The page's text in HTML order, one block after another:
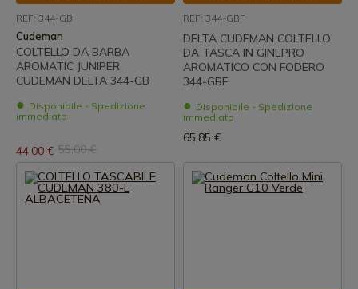
REF: 344-GB
Cudeman
COLTELLO DA BARBA
AROMATIC JUNIPER
CUDEMAN DELTA 344-GB
Disponibile - Spedizione
immediata
44,00 € 55,00 €
REF: 344-GBF
DELTA CUDEMAN COLTELLO
DA TASCA IN GINEPRO
AROMATICO CON FODERO
344-GBF
Disponibile - Spedizione
immediata
65,85 €